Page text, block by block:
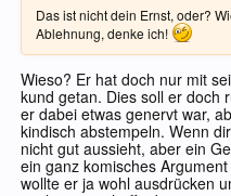
Das ist nicht dein Ernst, oder?
Ablehnung, denke ich!
Wieso? Er hat doch nur mit
kund getan. Dies soll er doch
er dabei etwas genervt war,
kindisch abstempeln. Wenn
nicht gut aussieht, aber ein
ein ganz komisches
wollte er ja wohl ausdrücken